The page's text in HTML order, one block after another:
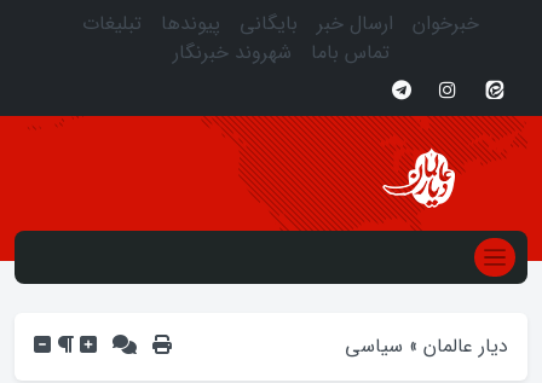
خبرخوان ارسال خبر بایگانی پیوندها
تبلیغات
تماس باما
شهروند خبرنگار
دیار عالمان » سیاسی